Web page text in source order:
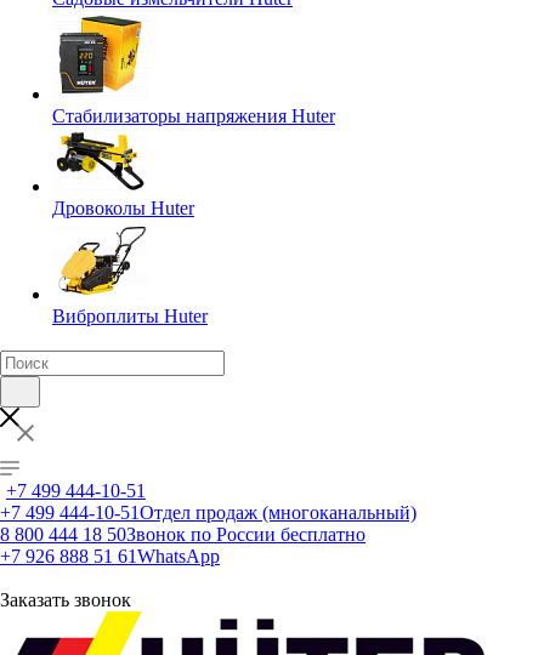
Стабилизаторы напряжения Huter
Дровоколы Huter
Виброплиты Huter
+7 499 444-10-51
+7 499 444-10-51Отдел продаж (многоканальный)
8 800 444 18 50Звонок по России бесплатно
+7 926 888 51 61WhatsApp
Заказать звонок